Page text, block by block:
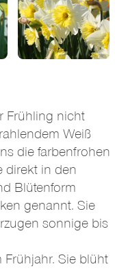
Frühling nicht
Weiß
die farbenfrohen
direkt in den
Blütenform
genannt. Sie
sonnige bis
Frühjahr. Sie blüht